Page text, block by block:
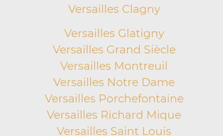
Versailles Clagny
Versailles Glatigny
Versailles Grand Siècle
Versailles Montreuil
Versailles Notre Dame
Versailles Porchefontaine
Versailles Richard Mique
Versailles Saint Louis